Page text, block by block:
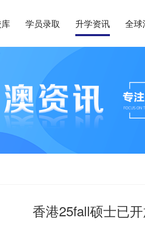
学员录取 升学资讯 全球
香港25fall硕士已开